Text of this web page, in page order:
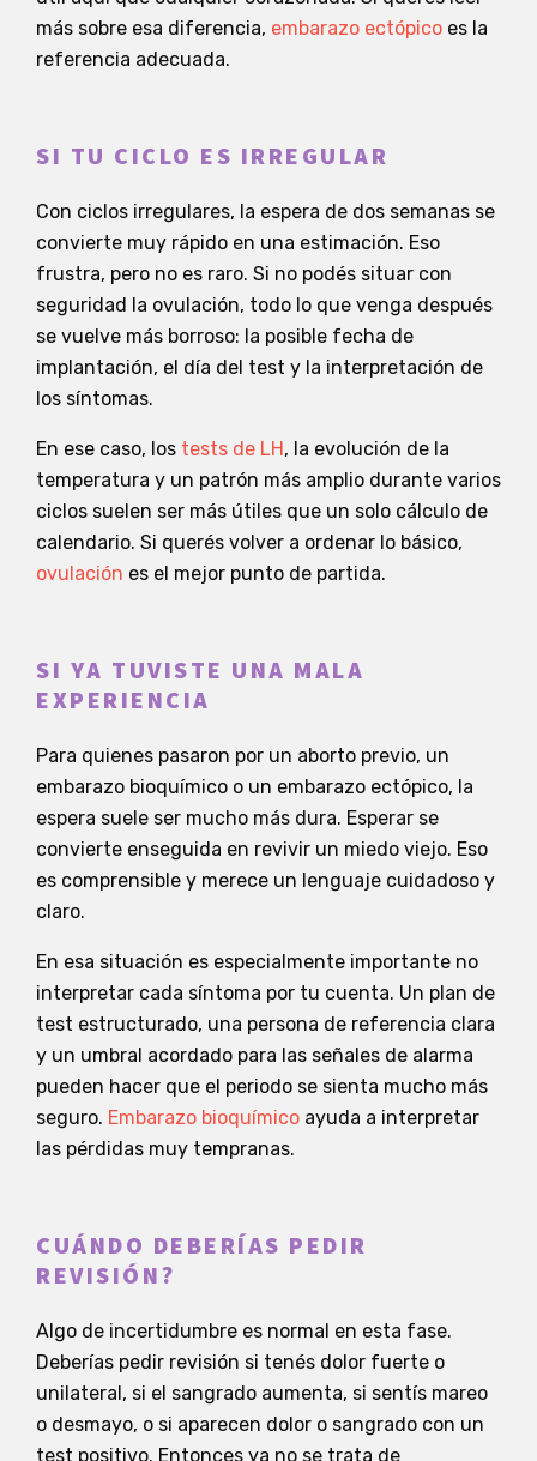
más sobre esa diferencia, embarazo ectópico es la
referencia adecuada.
SI TU CICLO ES IRREGULAR
Con ciclos irregulares, la espera de dos semanas se
convierte muy rápido en una estimación. Eso
frustra, pero no es raro. Si no podés situar con
seguridad la ovulación, todo lo que venga después
se vuelve más borroso: la posible fecha de
implantación, el día del test y la interpretación de
los síntomas.
En ese caso, los tests de LH, la evolución de la
temperatura y un patrón más amplio durante varios
ciclos suelen ser más útiles que un solo cálculo de
calendario. Si querés volver a ordenar lo básico,
ovulación es el mejor punto de partida.
SI YA TUVISTE UNA MALA
EXPERIENCIA
Para quienes pasaron por un aborto previo, un
embarazo bioquímico o un embarazo ectópico, la
espera suele ser mucho más dura. Esperar se
convierte enseguida en revivir un miedo viejo. Eso
es comprensible y merece un lenguaje cuidadoso y
claro.
En esa situación es especialmente importante no
interpretar cada síntoma por tu cuenta. Un plan de
test estructurado, una persona de referencia clara
y un umbral acordado para las señales de alarma
pueden hacer que el periodo se sienta mucho más
seguro. Embarazo bioquímico ayuda a interpretar
las pérdidas muy tempranas.
CUÁNDO DEBERÍAS PEDIR
REVISIÓN?
Algo de incertidumbre es normal en esta fase.
Deberías pedir revisión si tenés dolor fuerte o
unilateral, si el sangrado aumenta, si sentís mareo
o desmayo, o si aparecen dolor o sangrado con un
test positivo. Entonces ya no se trata de